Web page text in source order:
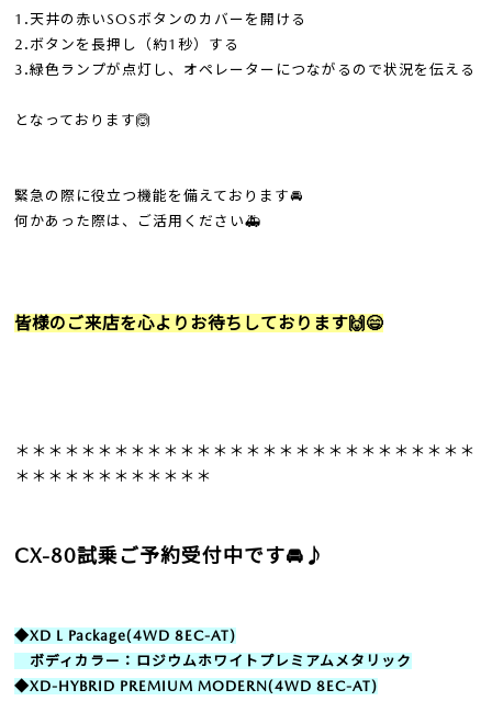
1.天井の赤いSOSボタンのカバーを開ける
2.ボタンを長押し（約1秒）する
3.緑色ランプが点灯し、オペレーターにつながるので状況を伝える
となっております🙆
緊急の際に役立つ機能を備えております🚘
何かあった際は、ご活用ください🚑
皆様のご来店を心よりお待ちしております🙌😄
＊＊＊＊＊＊＊＊＊＊＊＊＊＊＊＊＊＊＊＊＊＊＊＊＊＊＊＊
＊＊＊＊＊＊＊＊＊＊＊＊
CX-80試乗ご予約受付中です🚘♪
◆XD L Package(4WD 8EC-AT)
ボディカラー：ロジウムホワイトプレミアムメタリック
◆XD-HYBRID PREMIUM MODERN(4WD 8EC-AT)